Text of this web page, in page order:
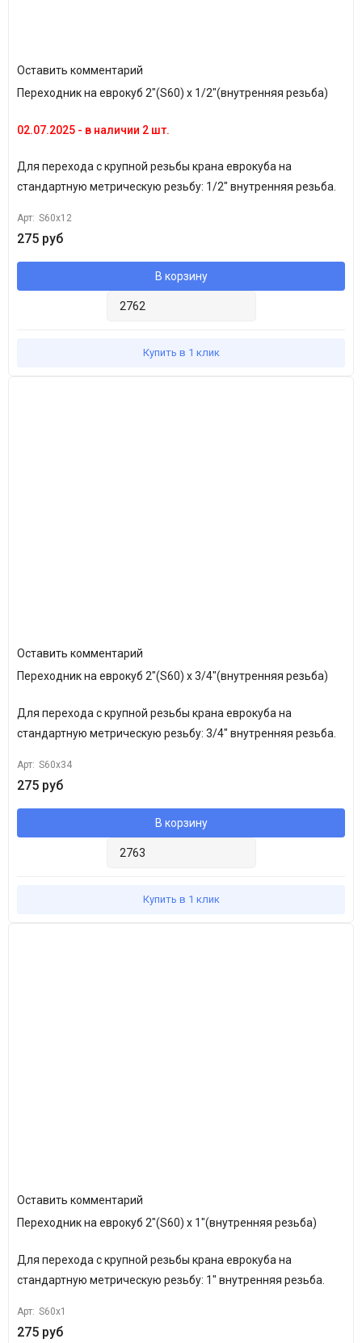
Оставить комментарий
Переходник на еврокуб 2"(S60) х 1/2"(внутренняя резьба)
02.07.2025 - в наличии 2 шт.
Для перехода с крупной резьбы крана еврокуба на
стандартную метрическую резьбу: 1/2" внутренняя резьба.
Арт: S60x12
275 руб
В корзину
Купить в 1 клик
Оставить комментарий
Переходник на еврокуб 2"(S60) х 3/4"(внутренняя резьба)
Для перехода с крупной резьбы крана еврокуба на
стандартную метрическую резьбу: 3/4" внутренняя резьба.
Арт: S60x34
275 руб
В корзину
Купить в 1 клик
Оставить комментарий
Переходник на еврокуб 2"(S60) х 1"(внутренняя резьба)
Для перехода с крупной резьбы крана еврокуба на
стандартную метрическую резьбу: 1" внутренняя резьба.
Арт: S60x1
275 руб